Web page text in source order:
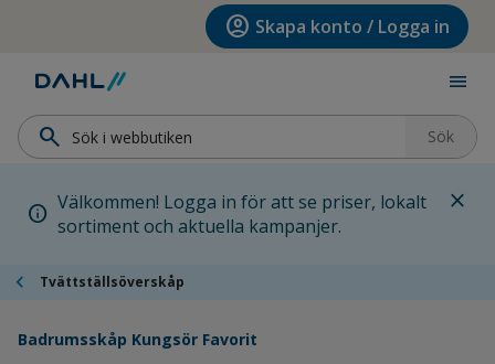
Hoppa till huvudinnehållet account_circle Skapa konto / Logga in
menu
search Sök
info Välkommen! Logga in för att se priser, lokalt
sortiment och aktuella kampanjer.
close
chevron_left Tvättställsöverskåp
Badrumsskåp Kungsör Favorit